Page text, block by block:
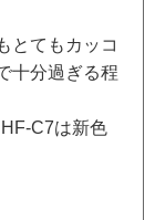
とてもカッコ
十分過ぎる程
C7は新色